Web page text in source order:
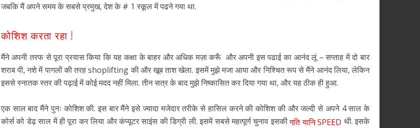
जबकि मैं अपने समय के सबसे प्रमुख, देश के # 1 स्कूल में पढने गया था.
कोशिश करता रहा !
मैंने अपनी तरफ से पूरा प्रयास किया कि यह कक्षा के बाहर और अधिक मज़ा करूँ और अपनी इस पढाई का आनंद लूं – सप्ताह में दो बार
शराब पी, नशे में पागलों की तरह shoplifting की और खूब ताश खेला. इसमें मुझे मजा आया और निश्चित रूप से मैंने आनंद लिया, लेकिन
इससे स्नातक स्तर की पढ़ाई में कोई मदद नहीं मिला. तीन सत्र के बाद मुझे निष्कासित कर दिया गया था, और यह ठीक ही हुआ.
एक साल बाद मैंने पुनः कोशिश की. इस बार मैंने इसे ज्यादा मजेदार तरीके से हासिल करने की कोशिश की और जल्दी से अपने 4 साल के
कोर्स को डेढ़ साल में ही पूरा कर लिया और कंप्यूटर साइंस की डिग्री ली. इसमें सबसे महत्पूर्ण चुनाव इसकीगति यानि SPEED थी. इसके